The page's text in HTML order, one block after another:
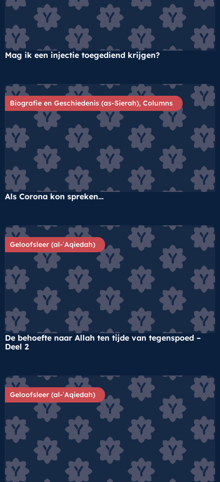
Mag ik een injectie toegediend krijgen?
Biografie en Geschiedenis (as-Sierah), Columns
Als Corona kon spreken…
Geloofsleer (al-ʿAqiedah)
De behoefte naar Allah ten tijde van tegenspoed –
Deel 2
Geloofsleer (al-ʿAqiedah)